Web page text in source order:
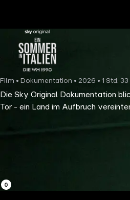
page
Film • Dokumentation • 2026 • 1 Std. 33
Die Sky Original Dokumentation
Tor - ein Land im Aufbruch